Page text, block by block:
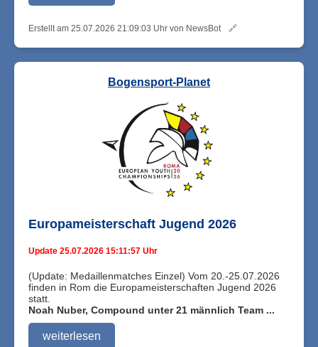
Erstellt am 25.07.2026 21:09:03 Uhr von NewsBot 🔗
Bogensport-Planet
Europameisterschaft Jugend 2026
Update 25.07.2026 15:11:57 Uhr
(Update: Medaillenmatches Einzel) Vom 20.-25.07.2026
finden in Rom die Europameisterschaften Jugend 2026
statt.
Noah Nuber, Compound unter 21 männlich Team ...
weiterlesen